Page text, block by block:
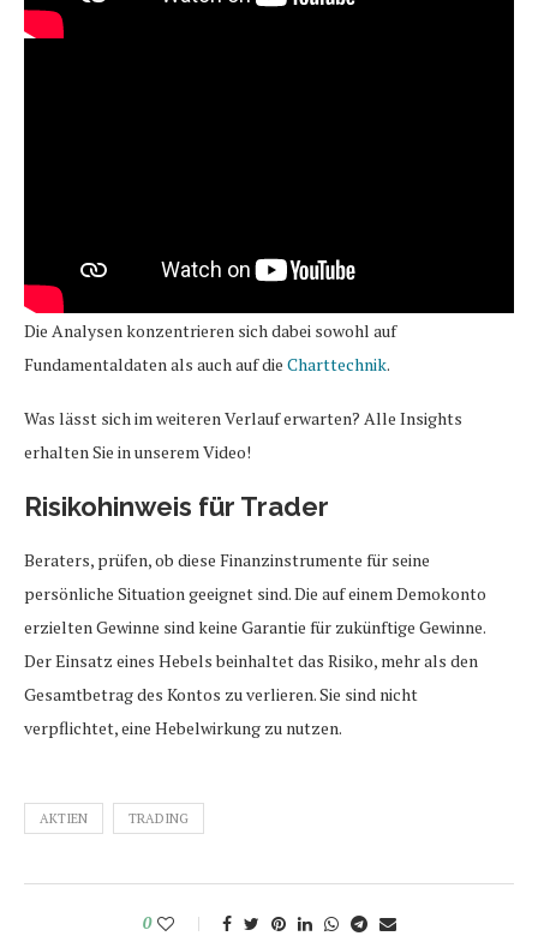
Die Analysen konzentrieren sich dabei sowohl auf
Fundamentaldaten als auch auf die Charttechnik.
Was lässt sich im weiteren Verlauf erwarten? Alle Insights
erhalten Sie in unserem Video!
Risikohinweis für Trader
Beraters, prüfen, ob diese Finanzinstrumente für seine
persönliche Situation geeignet sind. Die auf einem Demokonto
erzielten Gewinne sind keine Garantie für zukünftige Gewinne.
Der Einsatz eines Hebels beinhaltet das Risiko, mehr als den
Gesamtbetrag des Kontos zu verlieren. Sie sind nicht
verpflichtet, eine Hebelwirkung zu nutzen.
AKTIEN TRADING
0